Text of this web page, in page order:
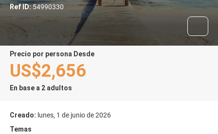
Ref ID:54990330
precio por persona Desde
US$2,656
En base a 2 adultos
Creado: lunes, 1 de junio de 2026
Temas